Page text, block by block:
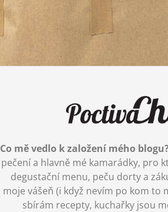
Co mě vedlo k založení mého blogu?
pečení a hlavně mé kamarádky, pro
degustační menu, peču dorty a
moje vášeň (i když nevím po kom to
sbírám recepty, kuchařky jsou